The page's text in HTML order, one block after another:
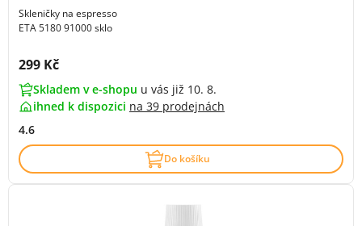
Skleničky na espresso
ETA 5180 91000 sklo
Cena s DPH:
299 Kč
Skladem v e-shopu u vás již 10. 8.
ihned k dispozici na 39 prodejnách
4.6
Do košíku